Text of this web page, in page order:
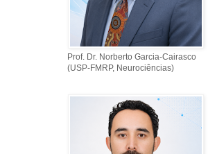
Prof. Dr. Norberto Garcia-Cairasco
(USP-FMRP, Neurociências)